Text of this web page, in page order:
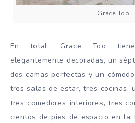
Grace Too
En total, Grace Too tiene
elegantemente decoradas, un
dos camas perfectas y un
tres salas de estar, tres cocinas,
tres comedores interiores, tres
cientos de pies de espacio en